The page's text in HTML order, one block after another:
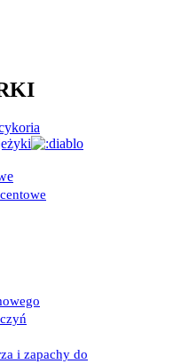
i zapachy do